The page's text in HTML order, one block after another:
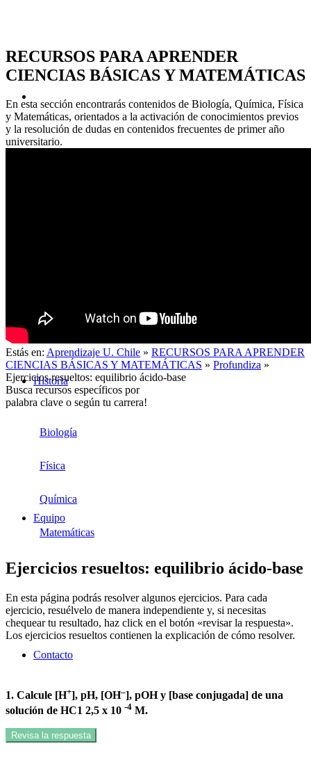
Historia
Equipo
Contacto
RECURSOS PARA APRENDER
CIENCIAS BÁSICAS Y MATEMÁTICAS
En esta sección encontrarás contenidos de Biología, Química, Física
y Matemáticas, orientados a la activación de conocimientos previos
y la resolución de dudas en contenidos frecuentes de primer año
universitario.
Estás en: Aprendizaje U. Chile » RECURSOS PARA APRENDER
CIENCIAS BÁSICAS Y MATEMÁTICAS » Profundiza »
Ejercicios resueltos: equilibrio ácido-base
Busca recursos específicos por
palabra clave o según tu carrera!
Biología
Física
Química
Matemáticas
Ejercicios resueltos: equilibrio ácido-base
En esta página podrás resolver algunos ejercicios. Para cada
ejercicio, resuélvelo de manera independiente y, si necesitas
chequear tu resultado, haz click en el botón «revisar la respuesta».
Los ejercicios resueltos contienen la explicación de cómo resolver.
1. Calcule [H+], pH, [OH–], pOH y [base conjugada] de una
solución de HC1 2,5 x 10 -4 M.
Revisa la respuesta